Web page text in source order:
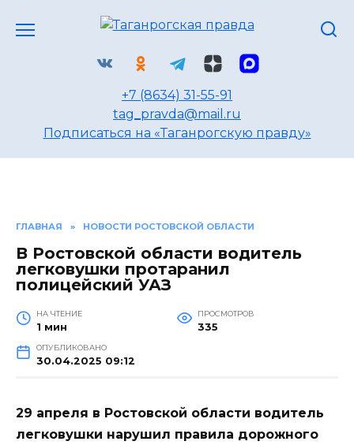
+7 (8634) 31-55-91
tag_pravda@mail.ru
Подписаться на «Таганрогскую правду»
ГЛАВНАЯ » НОВОСТИ РОСТОВСКОЙ ОБЛАСТИ
В Ростовской области водитель
легковушки протаранил
полицейский УАЗ
НА ЧТЕНИЕ
1 мин
ПРОСМОТРОВ
335
ОПУБЛИКОВАНО
30.04.2025 09:12
29 апреля в Ростовской области водитель
легковушки нарушил правила дорожного